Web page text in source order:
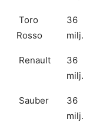
Toro
Rosso
36
milj.
Renault
36
milj.
Sauber
36
milj.